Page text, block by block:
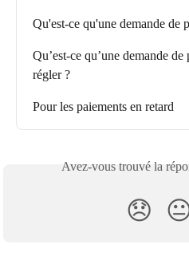
Qu'est-ce qu'une demande de
Qu’est-ce qu’une demande
régler ?
Pour les paiements en retard
Avez-vous trouvé la
😞